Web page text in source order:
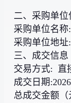
二、采购单位
采购单位名
采购单位地
三、成交信息
交易方式: 直
成交日期
总成交金额（